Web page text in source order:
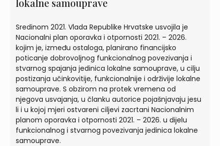
Sredinom 2021. Vlada Republike Hrvatske usvojila je
Nacionalni plan oporavka i otpornosti 2021. – 2026.
kojim je, između ostaloga, planirano financijsko
poticanje dobrovoljnog funkcionalnog povezivanja i
stvarnog spajanja jedinica lokalne samouprave, u cilju
postizanja učinkovitije, funkcionalnije i održivije lokalne
samouprave. S obzirom na protek vremena od
njegova usvajanja, u članku autorice pojašnjavaju jesu
li i u kojoj mjeri ostvareni ciljevi zacrtani Nacionalnim
planom oporavka i otpornosti 2021. – 2026. u dijelu
funkcionalnog i stvarnog povezivanja jedinica lokalne
samouprave.